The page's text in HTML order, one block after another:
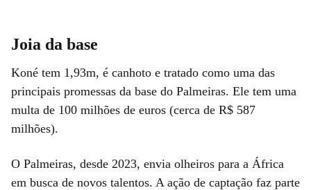
Joia da base
Koné tem 1,93m, é canhoto e tratado como uma das
principais promessas da base do Palmeiras. Ele tem uma
multa de 100 milhões de euros (cerca de R$ 587
milhões).
O Palmeiras, desde 2023, envia olheiros para a África
em busca de novos talentos. A ação de captação faz parte